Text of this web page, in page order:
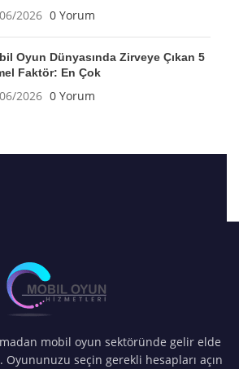
2026 0 Yorum
Oyun Dünyasında Zirveye Çıkan 5
Faktör: En Çok
2026 0 Yorum
mobil oyun sektöründe gelir elde
Oyununuzu seçin gerekli hesapları açın